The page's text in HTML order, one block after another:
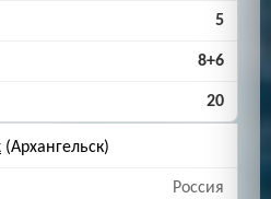
5
8+6
20
(Архангельск)
Россия